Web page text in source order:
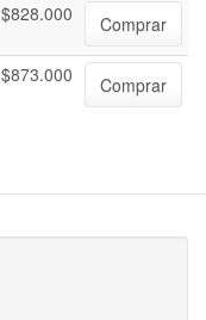
$828.000 Comprar
$873.000 Comprar